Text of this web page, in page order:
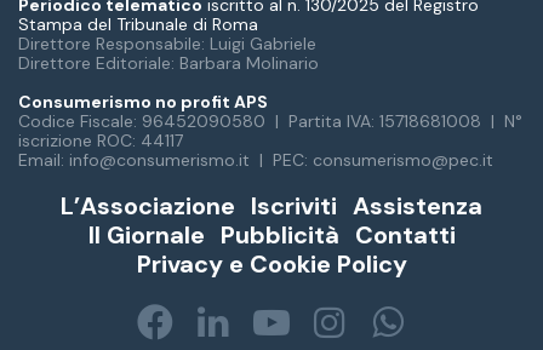
Periodico telematico iscritto al n. 130/2025 del Registro
Stampa del Tribunale di Roma
Direttore Responsabile: Luigi Gabriele
Direttore Editoriale: Barbara Molinario
Consumerismo no profit APS
Codice Fiscale: 96452090580 | Partita IVA: 15718681008 | N°
iscrizione ROC: 44117
Email: info@consumerismo.it | PEC: consumerismo@pec.it
L’Associazione Iscriviti Assistenza
Il Giornale Pubblicità Contatti
Privacy e Cookie Policy
Facebook
LinkedIn
You Instagram